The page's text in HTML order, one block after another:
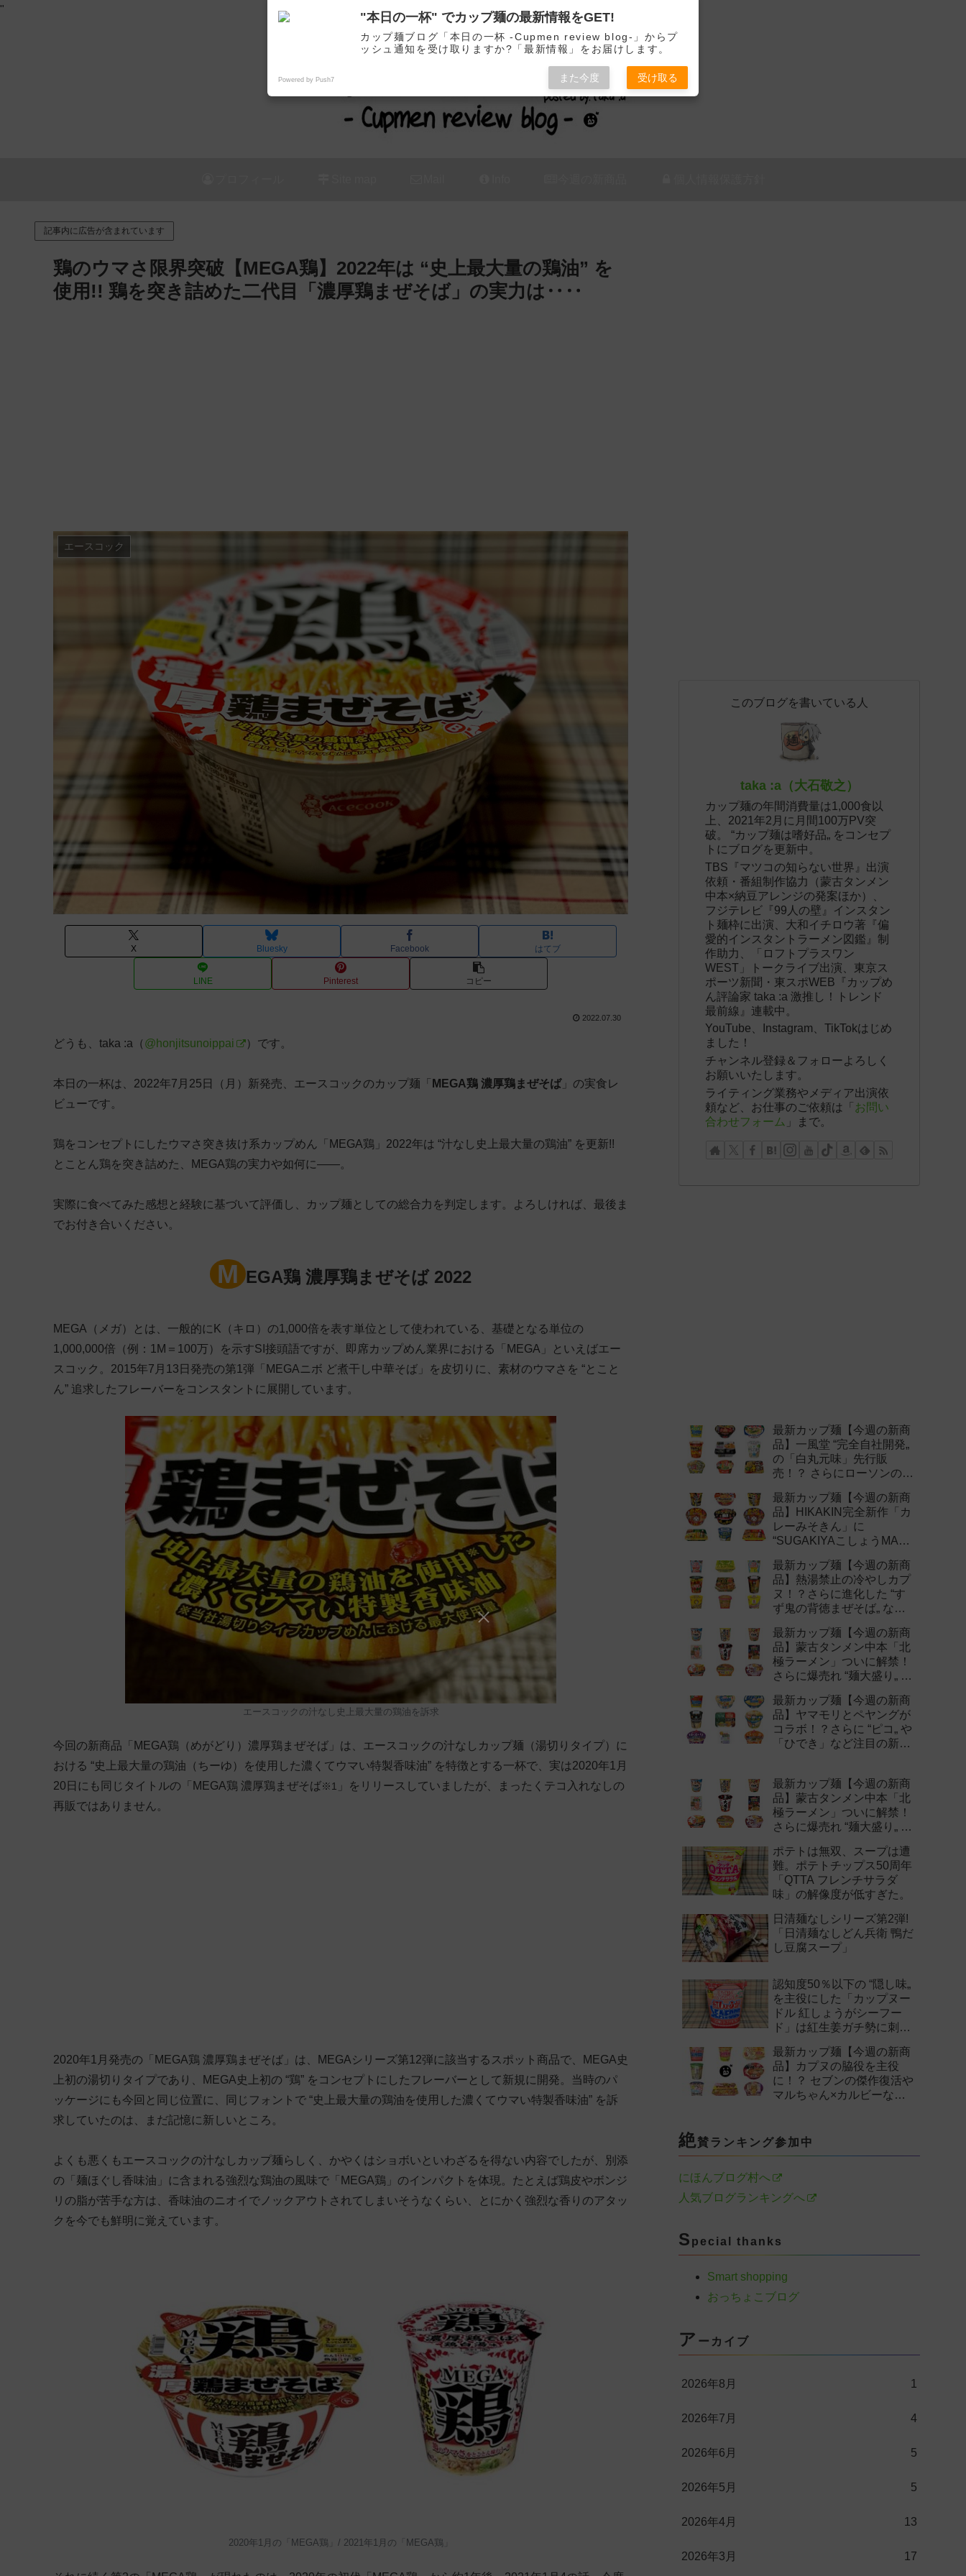
"
カップ麺の新商品をレビュー / アレンジするブログ
記事内に広告が含まれています
鶏のウマさ限界突破【MEGA鶏】2022年は “史上最大量の鶏油” を
使用!! 鶏を突き詰めた二代目「濃厚鶏まぜそば」の実力は‥‥
エースコック
X Bluesky Facebook はてブ
LINE Pinterest コピー
2022.07.30
どうも、taka :a（ @honjitsunoippai ）です。
本日の一杯は、2022年7月25日（月）新発売、エースコックのカップ麺「 MEGA鶏 濃厚鶏まぜそば」の実食レ
ビューです。
鶏をコンセプトにしたウマさ突き抜け系カップめん「MEGA鶏」2022年は “汁なし史上最大量の鶏油” を更新!!
とことん鶏を突き詰めた、MEGA鶏の実力や如何に——。
実際に食べてみた感想と経験に基づいて評価し、カップ麺としての総合力を判定します。よろしければ、最後ま
でお付き合いください。
M EGA鶏 濃厚鶏まぜそば 2022
MEGA（メガ）とは、一般的にK（キロ）の1,000倍を表す単位として使われている、基礎となる単位の
1,000,000倍（例：1M＝100万）を示すSI接頭語ですが、即席カップめん業界における「MEGA」といえばエー
スコック。2015年7月13日発売の第1弾「MEGAニボ ど煮干し中華そば」を皮切りに、素材のウマさを “とこと
ん” 追求したフレーバーをコンスタントに展開しています。
エースコックの汁なし史上最大量の鶏油を訴求
今回の新商品「MEGA鶏（めがどり）濃厚鶏まぜそば」は、エースコックの汁なしカップ麺（湯切りタイプ）に
おける “史上最大量の鶏油（ちーゆ）を使用した濃くてウマい特製香味油” を特徴とする一杯で、実は2020年1月
20日にも同じタイトルの「MEGA鶏 濃厚鶏まぜそば※1 」をリリースしていましたが、まったくテコ入れなしの
再販ではありません。
2020年1月発売の「MEGA鶏 濃厚鶏まぜそば」は、MEGAシリーズ第12弾に該当するスポット商品で、MEGA史
上初の湯切りタイプであり、MEGA史上初の “鶏” をコンセプトにしたフレーバーとして新規に開発。当時のパ
ッケージにも今回と同じ位置に、同じフォントで “史上最大量の鶏油を使用した濃くてウマい特製香味油” を訴
求していたのは、まだ記憶に新しいところ。
よくも悪くもエースコックの汁なしカップ麺らしく、かやくはショボいといわざるを得ない内容でしたが、別添
の「麺ほぐし香味油」に含まれる強烈な鶏油の風味で「MEGA鶏」のインパクトを体現。たとえば鶏皮やボンジ
リの脂が苦手な方は、香味油のニオイでノックアウトされてしまいそうなくらい、とにかく強烈な香りのアタッ
クを今でも鮮明に覚えています。
2020年1月の「MEGA鶏」/ 2021年1月の「MEGA鶏」
このブログを書いている人
taka :a（大石敬之）
カップ麺の年間消費量は1,000食以
上、2021年2月に月間100万PV突
破。 “カップ麺は嗜好品„ をコンセプ
トにブログを更新中。
TBS『マツコの知らない世界』出演
依頼・番組制作協力（蒙古タンメン
中本×納豆アレンジの発案ほか）、
フジテレビ『99人の壁』インスタン
ト麺枠に出演、大和イチロウ著『偏
愛的インスタントラーメン図鑑』制
作助力、「ロフトプラスワン
WEST」トークライブ出演、東京ス
ポーツ新聞・東スポWEB『カップめ
ん評論家 taka :a 激推し！トレンド
最前線』連載中。
YouTube、Instagram、TikTokはじめ
ました！
チャンネル登録＆フォローよろしく
お願いいたします。
ライティング業務やメディア出演依
頼など、お仕事のご依頼は「 お問い
合わせフォーム 」まで。
最新カップ麺【今週の新商
品】一風堂 “完全自社開発„
の「白丸元味」先行販
売！？ さらにローソンの激
新作まとめ！
最新カップ麺【今週の新商
品】HIKAKIN完全新作「カ
レーみそきん」に
“SUGAKIYAこしょうMAX„
最新カップ麺【今週の新商
品】熱湯禁止の冷やしカプ
ヌ！？さらに進化した “す
ず鬼の背徳まぜそば„ など
最新カップ麺【今週の新商
品】蒙古タンメン中本「北
極ラーメン」ついに解禁！
さらに爆売れ “麺大盛り„ シ
作まとめ！
最新カップ麺【今週の新商
品】ヤマモリとペヤングが
コラボ！？さらに “ピコ„ や
「ひでき」など注目の新作
最新カップ麺【今週の新商
品】蒙古タンメン中本「北
極ラーメン」ついに解禁！
さらに爆売れ “麺大盛り„ シ
作まとめ！
ポテトは無双、スープは遭
難。ポテトチップス50周年
「QTTA フレンチサラダ
味」の解像度が低すぎた。
日清麺なしシリーズ第2弾!
「日清麺なしどん兵衛 鴨だ
し豆腐スープ」
認知度50％以下の “隠し味„
を主役にした「カップヌー
ドル 紅しょうがシーフー
ド」は紅生姜ガチ勢に刺さ
最新カップ麺【今週の新商
品】カプヌの脇役を主役
に！？ セブンの傑作復活や
マルちゃん×カルビーなど
絶賛ランキング参加中
にほんブログ村へ
人気ブログランキングへ
S pecial thanks
Smart shopping
おっちょこブログ
ア ーカイブ
2026年8月 1
2026年7月 4
2026年6月 5
2026年5月 5
2026年4月 13
2026年3月 17
"本日の一杯" でカップ麺の最新情報をGET!
カップ麺ブログ「本日の一杯 -Cupmen review blog-」からプ
ッシュ通知を受け取りますか?「最新情報」をお届けします。
Powered by Push7 また今度 受け取る